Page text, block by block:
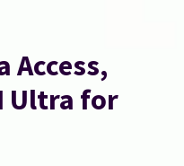
Access,
Ultra for